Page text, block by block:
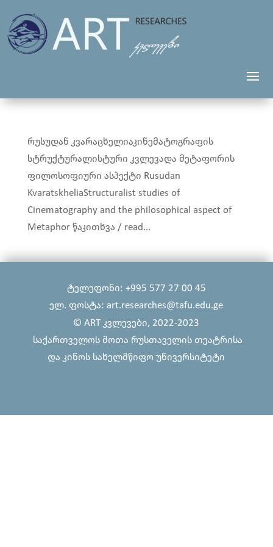
რუსუდან კვარაცხელიაკინემატოგრაფის
სტრუქტურალისტური კვლევა­და­ მეტაფორის
ფილოსოფიური ასპექტი Rusudan
KvaratskheliaStructuralist studies of
Cinematography and the philosophical aspect of
Metaphor წაკითხვა / read...
ტელეფონი: +995 577 27 00 45
ელ. ფოსტა: art.researches@tafu.edu.ge
© ART კვლევები, 2022-2023
საქართველოს შოთა რუსთაველის თეატრისა
და კინოს სახელმწიფო უნივერსიტეტი